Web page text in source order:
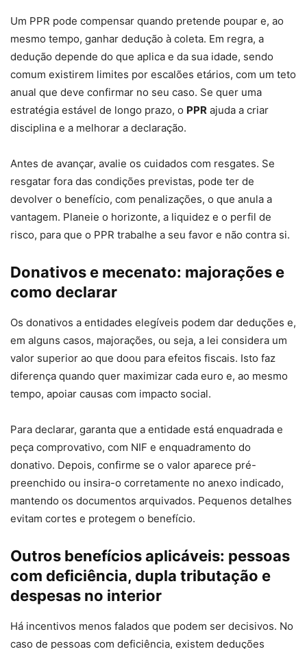
Um PPR pode compensar quando pretende poupar e, ao
mesmo tempo, ganhar dedução à coleta. Em regra, a
dedução depende do que aplica e da sua idade, sendo
comum existirem limites por escalões etários, com um teto
anual que deve confirmar no seu caso. Se quer uma
estratégia estável de longo prazo, o PPR ajuda a criar
disciplina e a melhorar a declaração.
Antes de avançar, avalie os cuidados com resgates. Se
resgatar fora das condições previstas, pode ter de
devolver o benefício, com penalizações, o que anula a
vantagem. Planeie o horizonte, a liquidez e o perfil de
risco, para que o PPR trabalhe a seu favor e não contra si.
Donativos e mecenato: majorações e
como declarar
Os donativos a entidades elegíveis podem dar deduções e,
em alguns casos, majorações, ou seja, a lei considera um
valor superior ao que doou para efeitos fiscais. Isto faz
diferença quando quer maximizar cada euro e, ao mesmo
tempo, apoiar causas com impacto social.
Para declarar, garanta que a entidade está enquadrada e
peça comprovativo, com NIF e enquadramento do
donativo. Depois, confirme se o valor aparece pré-
preenchido ou insira-o corretamente no anexo indicado,
mantendo os documentos arquivados. Pequenos detalhes
evitam cortes e protegem o benefício.
Outros benefícios aplicáveis: pessoas
com deficiência, dupla tributação e
despesas no interior
Há incentivos menos falados que podem ser decisivos. No
caso de pessoas com deficiência, existem deduções